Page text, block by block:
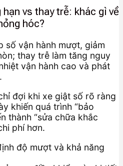
vs thay trễ: khác gì về
hóc?
số vận hành mượt, giảm
thay trễ làm tăng nguy
vận hành cao và phát
đợi khi xe giật số rõ ràng
khiến quá trình “bảo
thành “sửa chữa khắc
phí hơn.
độ mượt và khả năng